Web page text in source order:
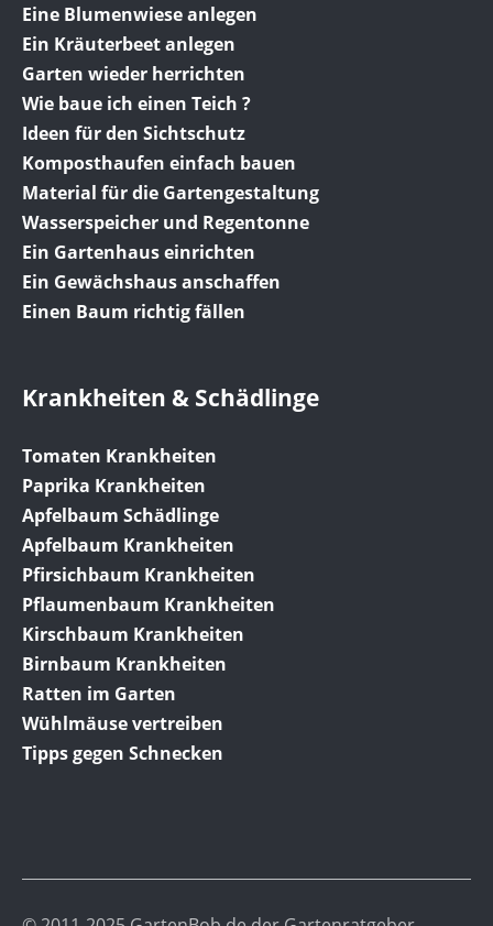
Eine Blumenwiese anlegen
Ein Kräuterbeet anlegen
Garten wieder herrichten
Wie baue ich einen Teich ?
Ideen für den Sichtschutz
Komposthaufen einfach bauen
Material für die Gartengestaltung
Wasserspeicher und Regentonne
Ein Gartenhaus einrichten
Ein Gewächshaus anschaffen
Einen Baum richtig fällen
Krankheiten & Schädlinge
Tomaten Krankheiten
Paprika Krankheiten
Apfelbaum Schädlinge
Apfelbaum Krankheiten
Pfirsichbaum Krankheiten
Pflaumenbaum Krankheiten
Kirschbaum Krankheiten
Birnbaum Krankheiten
Ratten im Garten
Wühlmäuse vertreiben
Tipps gegen Schnecken